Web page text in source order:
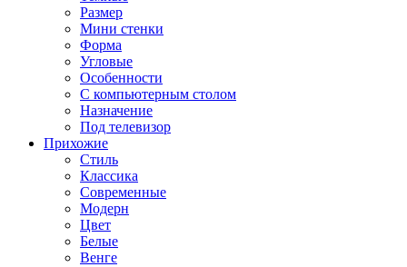
Размер
Мини стенки
Форма
Угловые
Особенности
С компьютерным столом
Назначение
Под телевизор
Прихожие
Стиль
Классика
Современные
Модерн
Цвет
Белые
Венге